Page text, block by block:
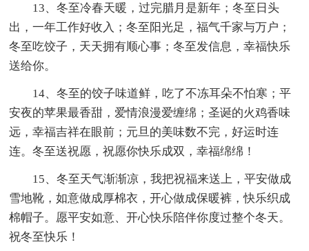
13、冬至冷春天暖，过完腊月是新年；冬至日头
出，一年工作好收入；冬至阳光足，福气千家与万户；
冬至吃饺子，天天拥有顺心事；冬至发信息，幸福快乐
送给你。
14、冬至的饺子味道鲜，吃了不冻耳朵不怕寒；平
安夜的苹果最香甜，爱情浪漫爱缠绵；圣诞的火鸡香味
远，幸福吉祥在眼前；元旦的美味数不完，好运时连
连。冬至送祝愿，祝愿你快乐成双，幸福绵绵！
15、冬至天气渐渐凉，我把祝福来送上，平安做成
雪地靴，如意做成厚棉衣，开心做成保暖裤，快乐织成
棉帽子。愿平安如意、开心快乐陪伴你度过整个冬天。
祝冬至快乐！